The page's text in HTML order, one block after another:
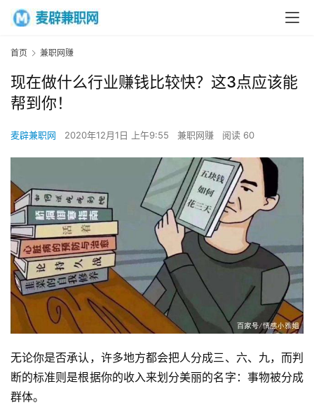
首页 兼职网赚
现在做什么行业赚钱比较快？这3点应该能
帮到你！
麦辟兼职网 2020年12月1日 上午9:55 兼职网赚 阅读 60
无论你是否承认，许多地方都会把人分成三、六、九，而判
断的标准则是根据你的收入来划分美丽的名字：事物被分成
群体。